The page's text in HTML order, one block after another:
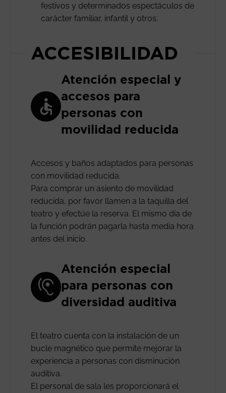
festivos y determinados espectáculos de
carácter familiar, infantil y otros.
ACCESIBILIDAD
Atención especial y
accesos para
personas con
movilidad reducida
Accesos y baños adaptados para personas
con movilidad reducida.
Para comprar un asiento de movilidad
reducida, por favor llamen a la taquilla del
teatro y efectúe la reserva. El mismo día de
la función podrán pagarla hasta media hora
antes del inicio.
Atención especial
para personas con
diversidad auditiva
El teatro cuenta con la instalación de un
bucle magnético que permite mejorar la
experiencia a personas con disminución
auditiva.
El personal de sala les proporcionará el